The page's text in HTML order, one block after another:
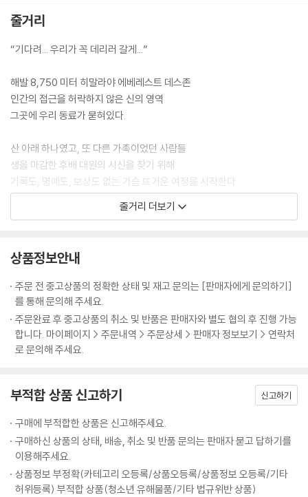
줄거리
“기다려... 우리가 꼭 데리러 갈게...”
해발 8,750 미터 히말라야 에베레스트 데스존
인간의 접근을 허락하지 않은 신의 영역
그곳에 우리 동료가 묻혀있다.
산 아래 하나였고, 또 다른 가족이었던 사람들
생을 마감한 후배 대원의 시신을 찾기 위해
기록도, 명예도, 보상도 없는 가슴 뜨거운 여정을 시작한다.
그 누구도 시도하지 않았던 위대한 도전
줄거리 더보기
상품정보안내
주문 전 중고상품의 정확한 상태 및 재고 문의는 [판매자에게 문의하기]
를 통해 문의해 주세요.
주문완료 후 중고상품의 취소 및 반품은 판매자와 별도 협의 후 진행 가능
합니다. 마이페이지 > 주문내역 > 주문상세 > 판매자 정보보기 > 연락처
로 문의해 주세요.
부적합 상품 신고하기 신고하기
구매에 부적합한 상품은 신고해주세요.
구매하신 상품의 상태, 배송, 취소 및 반품 문의는 판매자 묻고 답하기를
이용해주세요.
상품정보 부정확(카테고리 오등록/상품오등록/상품정보 오등록/기타
허위등록) 부적합 상품(청소년 유해물품/기타 법규위반 상품)